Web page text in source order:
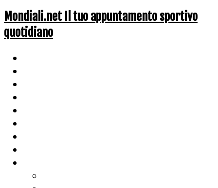
Mondiali.net Il tuo appuntamento sportivo
quotidiano